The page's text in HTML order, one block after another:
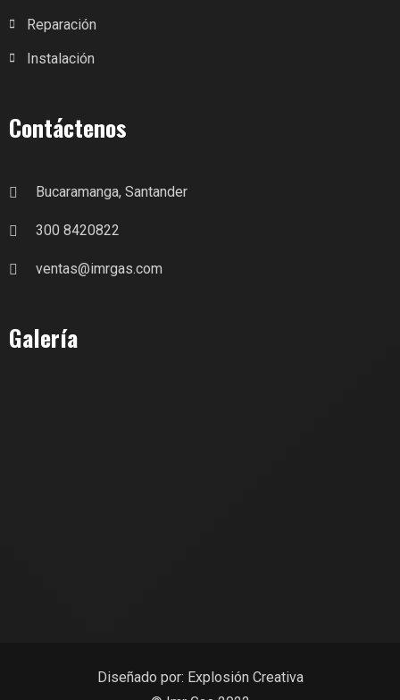
Reparación
Instalación
Contáctenos
Bucaramanga, Santander
300 8420822
ventas@imrgas.com
Galería
Diseñado por: Explosión Creativa